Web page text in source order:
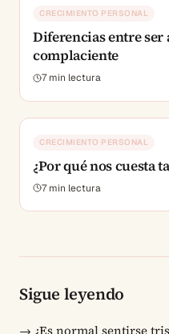
CRECIMIENTO PERSONAL
Diferencias entre ser
complaciente
7min lectura
CRECIMIENTO PERSONAL
¿Por qué nos cuesta
7min lectura
Sigue leyendo